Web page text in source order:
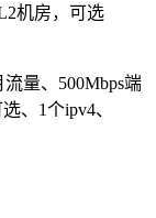
机房，可选
量、500Mbps端
、1个ipv4、